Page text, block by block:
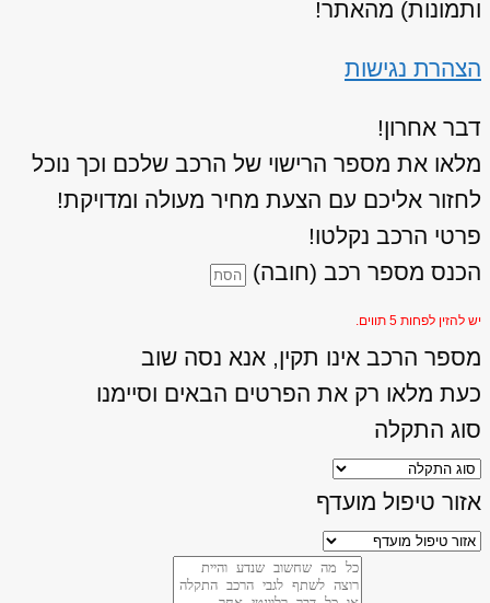
ותמונות) מהאתר!
הצהרת נגישות
דבר אחרון!
מלאו את מספר הרישוי של הרכב שלכם וכך נוכל
לחזור אליכם עם הצעת מחיר מעולה ומדויקת!
פרטי הרכב נקלטו!
הכנס מספר רכב (חובה)
יש להזין לפחות 5 תווים.
מספר הרכב אינו תקין, אנא נסה שוב
כעת מלאו רק את הפרטים הבאים וסיימנו
סוג התקלה
אזור טיפול מועדף